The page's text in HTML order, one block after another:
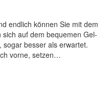
endlich können Sie mit dem
auf dem bequemen Gel-
sogar besser als erwartet.
vorne, setzen…